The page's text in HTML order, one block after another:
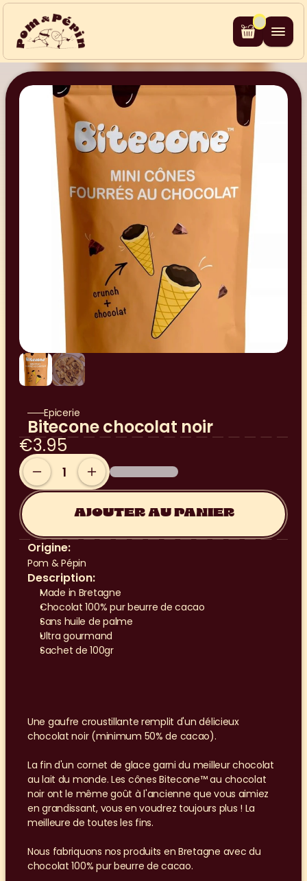
Epicerie
Bitecone chocolat noir
€3.95
AJOUTER AU PANIER
Origine:
Pom & Pépin
Description:
Made in Bretagne
Chocolat 100% pur beurre de cacao
Sans huile de palme
Ultra gourmand
Sachet de 100gr
Une gaufre croustillante remplit d'un délicieux
chocolat noir (minimum 50% de cacao).
La fin d'un cornet de glace garni du meilleur chocolat
au lait du monde. Les cônes Bitecone™ au chocolat
noir ont le même goût à l'ancienne que vous aimiez
en grandissant, vous en voudrez toujours plus ! La
meilleure de toutes les fins.
Nous fabriquons nos produits en Bretagne avec du
chocolat 100% pur beurre de cacao.